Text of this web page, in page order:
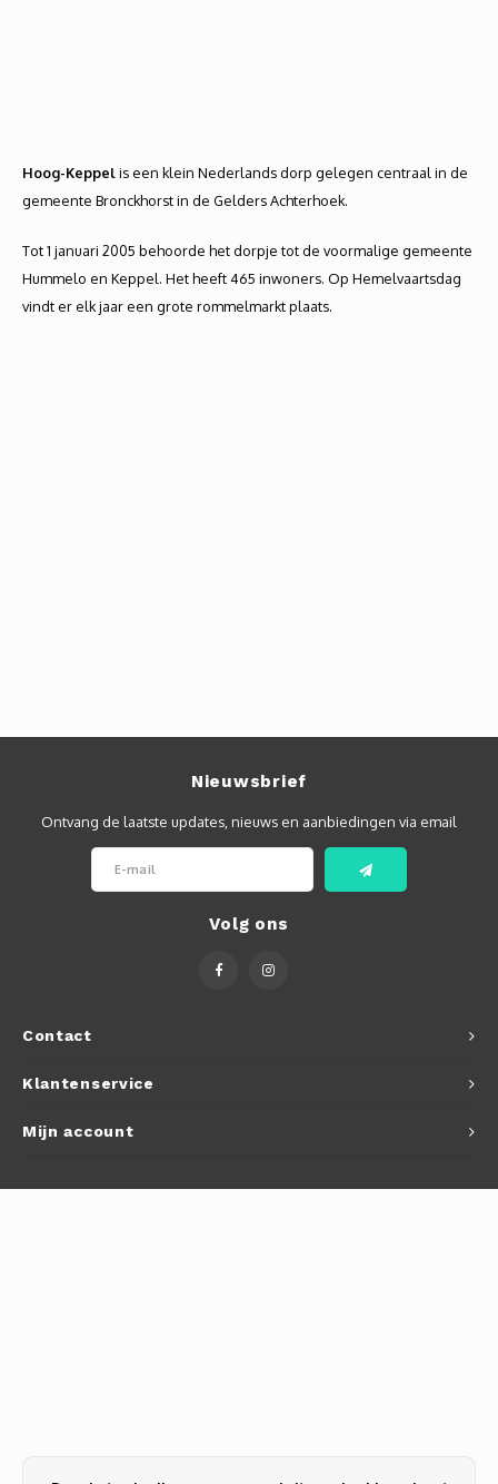
Hoog-Keppelis een klein Nederlands dorp gelegen centraal in de
gemeente Bronckhorst in de Gelders Achterhoek.
Tot 1 januari 2005 behoorde het dorpje tot de voormalige gemeente
Hummelo en Keppel. Het heeft 465 inwoners. Op Hemelvaartsdag
vindt er elk jaar een grote rommelmarkt plaats.
Contact
Nieuwsbrief
Ontvang de laatste updates, nieuws en aanbiedingen via email
Volg ons
Klantenservice
Mijn account